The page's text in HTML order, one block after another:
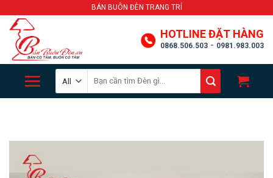
content
BÁN BUÔN ĐÈN TRANG TRÍ
HOTLINE ĐẶT HÀNG
0868.506.503 - 0981.983.003
for: